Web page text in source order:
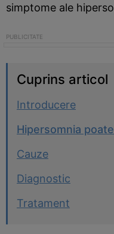
simptome ale
Cuprins articol
Introducere
Hipersomnia
Cauze
Diagnostic
Tratament